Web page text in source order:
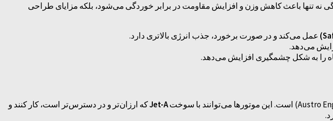
نه تنها باعث کاهش وزن و افزایش مقاومت در برابر خوردگی می‌شود، بلکه مزایای طراحی
عمل می‌کند و در صورت برخورد، جذب انرژی بالاتری دارد.
می‌دهد.
را به شکل چشمگیری افزایش می‌دهد.
Jet-Aکه ارزان‌تر و در دسترس‌تر است، کار کنند و